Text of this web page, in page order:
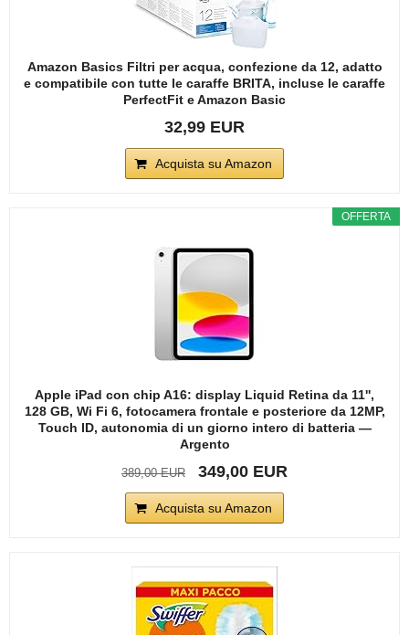
Amazon Basics Filtri per acqua, confezione da 12, adatto
e compatibile con tutte le caraffe BRITA, incluse le caraffe
PerfectFit e Amazon Basic
32,99 EUR
Acquista su Amazon
OFFERTA
Apple iPad con chip A16: display Liquid Retina da 11'',
128 GB, Wi Fi 6, fotocamera frontale e posteriore da 12MP,
Touch ID, autonomia di un giorno intero di batteria —
Argento
389,00 EUR 349,00 EUR
Acquista su Amazon